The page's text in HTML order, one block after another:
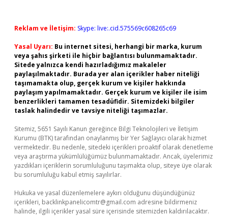
Reklam ve İletişim: Skype: live:.cid.575569c608265c69
Yasal Uyarı: Bu internet sitesi, herhangi bir marka, kurum
veya şahıs şirketi ile hiçbir bağlantısı bulunmamaktadır.
Sitede yalnızca kendi hazırladığımız makaleler
paylaşılmaktadır. Burada yer alan içerikler haber niteliği
taşımamakta olup, gerçek kurum ve kişiler hakkında
paylaşım yapılmamaktadır. Gerçek kurum ve kişiler ile isim
benzerlikleri tamamen tesadüfidir. Sitemizdeki bilgiler
taslak halindedir ve tavsiye niteliği taşımazlar.
Sitemiz, 5651 Sayılı Kanun gereğince Bilgi Teknolojileri ve İletişim
Kurumu (BTK) tarafından onaylanmış bir Yer Sağlayıcı olarak hizmet
vermektedir. Bu nedenle, sitedeki içerikleri proaktif olarak denetleme
veya araştırma yükümlülüğümüz bulunmamaktadır. Ancak, üyelerimiz
yazdıkları içeriklerin sorumluluğunu taşımakta olup, siteye üye olarak
bu sorumluluğu kabul etmiş sayılırlar.
Hukuka ve yasal düzenlemelere aykırı olduğunu düşündüğünüz
içerikleri, backlinkpanelicomtr@gmail.com adresine bildirmeniz
halinde, ilgili içerikler yasal süre içerisinde sitemizden kaldırılacaktır.